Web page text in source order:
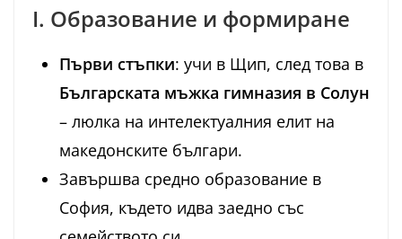
I. Образование и формиране
Първи стъпки: учи в Щип, след това в
Българската мъжка гимназия в Солун
– люлка на интелектуалния елит на
македонските българи.
Завършва средно образование в
София, където идва заедно със